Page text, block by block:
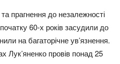
прагнення до незалежності
60-х років засудили до
на багаторічне ув’язнення.
Лук’яненко провів понад 25